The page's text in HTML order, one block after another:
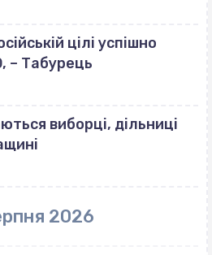
цілі успішно
– Табурець
виборці, дільниці
2026